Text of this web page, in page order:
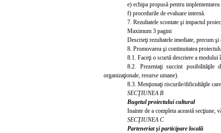
e) echipa propusă pentru
f) procedurile de evaluare internă.
7. Rezultatele scontate şi impactul
Maximum 3 pagini
Descrieţi rezultatele imediate, precum
8. Promovarea şi continuitatea
8.1. Faceţi o scurtă descriere a
8.2. Prezentaţi succint posibilităţile
organizaţionale, resurse umane).
8.3. Menţionaţi riscurile/dificultăţile
SECŢIUNEA B
Bugetul proiectului cultural
Inainte de a completa această
SECŢIUNEA C
Parteneriat şi participare locală